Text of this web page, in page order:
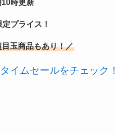
時更新
プライス！
玉商品もあり！／
イムセールをチェック！